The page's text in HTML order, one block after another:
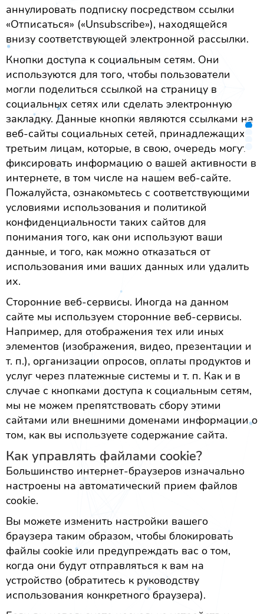
аннулировать подписку посредством ссылки
«Отписаться» («Unsubscribe»), находящейся
внизу соответствующей электронной рассылки.
Кнопки доступа к социальным сетям. Они
используются для того, чтобы пользователи
могли поделиться ссылкой на страницу в
социальных сетях или сделать электронную
закладку. Данные кнопки являются ссылками на
веб-сайты социальных сетей, принадлежащих
третьим лицам, которые, в свою, очередь могут
фиксировать информацию о вашей активности в
интернете, в том числе на нашем веб-сайте.
Пожалуйста, ознакомьтесь с соответствующими
условиями использования и политикой
конфиденциальности таких сайтов для
понимания того, как они используют ваши
данные, и того, как можно отказаться от
использования ими ваших данных или удалить
их.
Сторонние веб-сервисы. Иногда на данном
сайте мы используем сторонние веб-сервисы.
Например, для отображения тех или иных
элементов (изображения, видео, презентации и
т. п.), организации опросов, оплаты продуктов и
услуг через платежные системы и т. п. Как и в
случае с кнопками доступа к социальным сетям,
мы не можем препятствовать сбору этими
сайтами или внешними доменами информации о
том, как вы используете содержание сайта.
Как управлять файлами cookie?
Большинство интернет-браузеров изначально
настроены на автоматический прием файлов
cookie.
Вы можете изменить настройки вашего
браузера таким образом, чтобы блокировать
файлы cookie или предупреждать вас о том,
когда они будут отправляться к вам на
устройство (обратитесь к руководству
использования конкретного браузера).